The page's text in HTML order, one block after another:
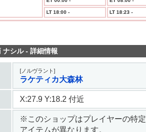
LT 18:00 - LT 18:23 -
ナシル - 詳細情報
[ノルヴラント]
ラケティカ大森林
X:27.9 Y:18.2 付近
※このショップはプレイヤーの特
アイテムが異なります。